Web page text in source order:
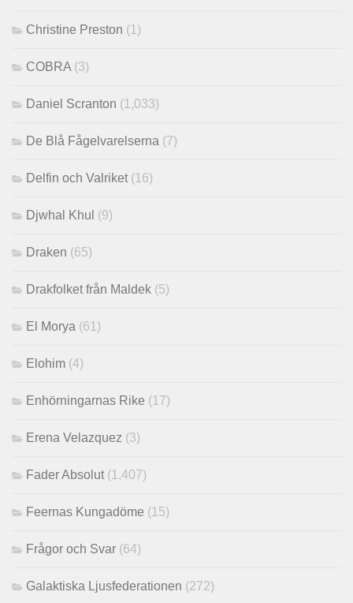
Christine Preston (1)
COBRA (3)
Daniel Scranton (1,033)
De Blå Fågelvarelserna (7)
Delfin och Valriket (16)
Djwhal Khul (9)
Draken (65)
Drakfolket från Maldek (5)
El Morya (61)
Elohim (4)
Enhörningarnas Rike (17)
Erena Velazquez (3)
Fader Absolut (1,407)
Feernas Kungadöme (15)
Frågor och Svar (64)
Galaktiska Ljusfederationen (272)